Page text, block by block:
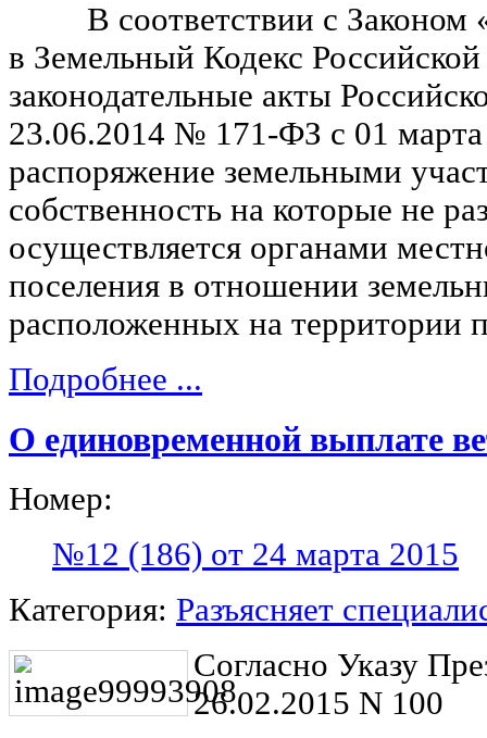
В соответствии с Законом
в Земельный Кодекс
законодательные акты
23.06.2014 № 171-ФЗ с 01 марта
распоряжение земельными
собственность на которые не
осуществляется органами
поселения в отношении
расположенных на территории
Подробнее ...
О единовременной выплате
Номер:
№12 (186) от 24 марта 2015
Категория: Разъясняет
Согласно Указу
26.02.2015 N 100